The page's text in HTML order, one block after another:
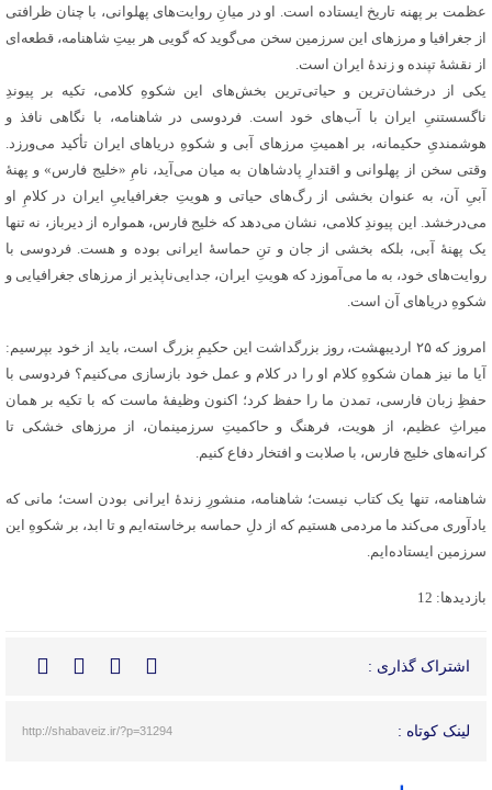
عظمت بر پهنه تاریخ ایستاده است. او در میانِ روایت‌های پهلوانی، با چنان ظرافتی
از جغرافیا و مرزهای این سرزمین سخن می‌گوید که گویی هر بیتِ شاهنامه، قطعه‌ای
از نقشهٔ تپنده و زندهٔ ایران است.
یکی از درخشان‌ترین و حیاتی‌ترین بخش‌های این شکوهِ کلامی، تکیه بر پیوندِ
ناگسستنیِ ایران با آب‌های خود است. فردوسی در شاهنامه، با نگاهی نافذ و
هوشمندیِ حکیمانه، بر اهمیتِ مرزهای آبی و شکوهِ دریاهای ایران تأکید می‌ورزد.
وقتی سخن از پهلوانی و اقتدارِ پادشاهان به میان می‌آید، نامِ «خلیج فارس» و پهنهٔ
آبیِ آن، به عنوان بخشی از رگ‌های حیاتی و هویتِ جغرافیاییِ ایران در کلامِ او
می‌درخشد. این پیوندِ کلامی، نشان می‌دهد که خلیج فارس، همواره از دیرباز، نه تنها
یک پهنهٔ آبی، بلکه بخشی از جان و تنِ حماسهٔ ایرانی بوده و هست. فردوسی با
روایت‌های خود، به ما می‌آموزد که هویتِ ایران، جدایی‌ناپذیر از مرزهای جغرافیایی و
شکوهِ دریاهای آن است.
امروز که ۲۵ اردیبهشت، روز بزرگداشت این حکیمِ بزرگ است، باید از خود بپرسیم:
آیا ما نیز همان شکوهِ کلام او را در کلام و عمل خود بازسازی می‌کنیم؟ فردوسی با
حفظِ زبان فارسی، تمدن ما را حفظ کرد؛ اکنون وظیفهٔ ماست که با تکیه بر همان
میراثِ عظیم، از هویت، فرهنگ و حاکمیتِ سرزمینمان، از مرزهای خشکی تا
کرانه‌های خلیج فارس، با صلابت و افتخار دفاع کنیم.
شاهنامه، تنها یک کتاب نیست؛ شاهنامه، منشورِ زندهٔ ایرانی بودن است؛ مانی که
یادآوری می‌کند ما مردمی هستیم که از دلِ حماسه برخاسته‌ایم و تا ابد، بر شکوهِ این
سرزمین ایستاده‌ایم.
بازدیدها: 12
اشتراک گذاری :
لینک کوتاه : http://shabaveiz.ir/?p=31294